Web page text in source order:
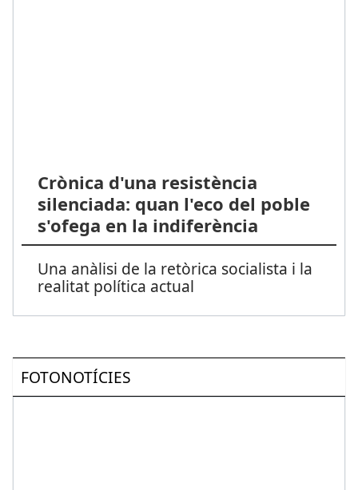
Crònica d'una resistència
silenciada: quan l'eco del poble
s'ofega en la indiferència
Una anàlisi de la retòrica socialista i la
realitat política actual
FOTONOTÍCIES